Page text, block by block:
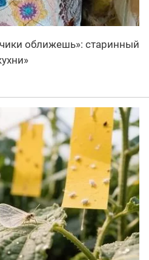
оближешь»: старинный